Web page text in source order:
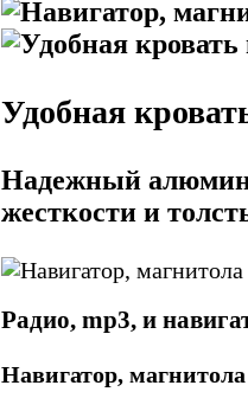
Удобная
Надежный
жесткости и
Радио, mp3, и
Навигатор,